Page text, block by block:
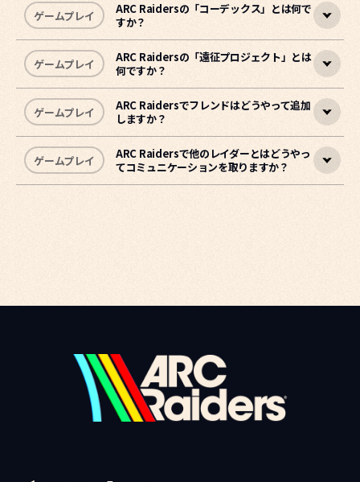
探索エリアは総称して「ラストベルト」
と呼ばれ、ダム戦場、
埋もれた街、宇宙港、ブルーゲート、ステラ・モンティス、リブ
ン・タイズなど6つの主要エリア（マップ）が存在します。
• ダム戦場：森、沼、研究施設、アパート群
• 埋もれた街：砂に覆われた崩壊都市
• 宇宙港：老朽化した発射施設
• ブルーゲート：山岳地帯、トンネル、街、地下施設
• ステラ・モンティス：研究施設、エクソダス
•リブン・タイズ：沿岸地帯、港
ゲームのお問い合わせ
ゲームプレイ
ARC Raidersの「コーデックス」とは何で
すか？
コーデックスは、
レイダーがゲーム世界を探索する中で経験した
ARC、ラストベルトのさまざまな場所、出会った人物の情報を収
集・記録する図鑑システムです。
ゲームを進めるほど多くの項目が解放され、レイダーの経験が蓄
積されるにつれて新しい情報が追加されていきます。
ゲームのお問い合わせ
ゲームプレイ
ARC Raidersの「遠征プロジェクト」とは
何ですか？
遠征プロジェクトは、レベル20到達時にアンロック
される機能
で、進行度をリセットして新たにスタートするタイミングを自分
で選べるシステム
です。
強制的にリセットされるのではなく、新しい旅をいつ始めるか
リセットされる項目
- レベル、スキル、経験値
- インベントリ、保管庫のアイテム、製作進行度
維持される項目
ゲームプレイ
ARC Raidersでフレンドはどうやって追加
しますか？
フレンド追加
追加したプレイヤーにはフレンドリクエストが送信されます。相
手がリクエストを承認すると、そのプレイヤーはあなたのフレン
ドリストに登録されます。
ゲームプレイ
ARC Raidersで他のレイダーとはどうやっ
てコミュニケーションを取りますか？
• PC：マウスホイールボタン
• PlayStation / Xbox：R1 / RT
設定メニューから入力方法を変更することもできます。